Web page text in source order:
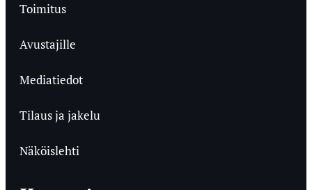
Toimitus
Avustajille
Mediatiedot
Tilaus ja jakelu
Näköislehti